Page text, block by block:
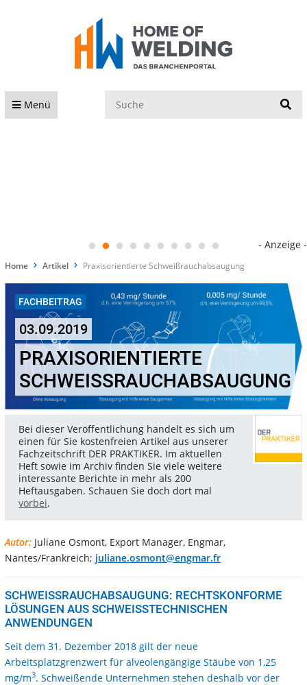
Menü
- Anzeige -
Home Artikel Praxisorientierte Schweißrauchabsaugung
FACHBEITRAG
03.09.2019
PRAXISORIENTIERTE
SCHWEISSRAUCHABSAUGUNG
Bei dieser Veröffentlichung handelt es sich um
einen für Sie kostenfreien Artikel aus unserer
Fachzeitschrift DER PRAKTIKER. Im aktuellen
Heft sowie im Archiv finden Sie viele weitere
interessante Berichte in mehr als 200
Heftausgaben. Schauen Sie doch dort mal
vorbei.
Autor: Juliane Osmont, Export Manager, Engmar,
Nantes/Frankreich; juliane.osmont@engmar.fr
SCHWEISSRAUCHABSAUGUNG: RECHTSKONFORME
LÖSUNGEN AUS SCHWEISSTECHNISCHEN
ANWENDUNGEN
Seit dem 31. Dezember 2018 gilt der neue
Arbeitsplatzgrenzwert für alveolengängige Stäube von 1,25
mg/m3. Schweißende Unternehmen stehen deshalb vor der